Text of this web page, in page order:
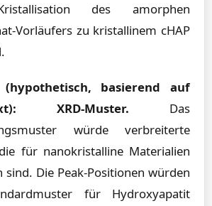
des amorphen
Vorläufers zu kristallinem cHAP
basierend auf
XRD-Muster. Das
würde verbreiterte
für nanokristalline Materialien
sind. Die Peak-Positionen würden
für Hydroxyapatit